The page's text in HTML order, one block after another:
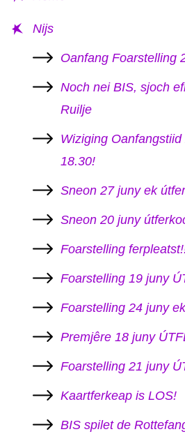
Nijs
Oanfang Foarstelling
Noch nei BIS, sjoch
Ruilje
Wiziging
18.30!
Sneon 27 juny ek
Sneon 20 juny
Foarstelling
Foarstelling 19 juny
Foarstelling 24 juny
Premjêre 18 juny
Foarstelling 21 juny
Kaartferkeap is LOS!
BIS spilet de